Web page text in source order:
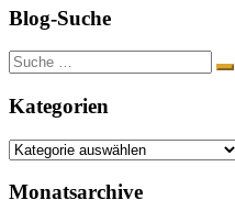
Blog-Suche
Suche
nach:
Kategorien
Kategorien
Monatsarchive